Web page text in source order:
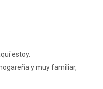
estoy.
y muy familiar,